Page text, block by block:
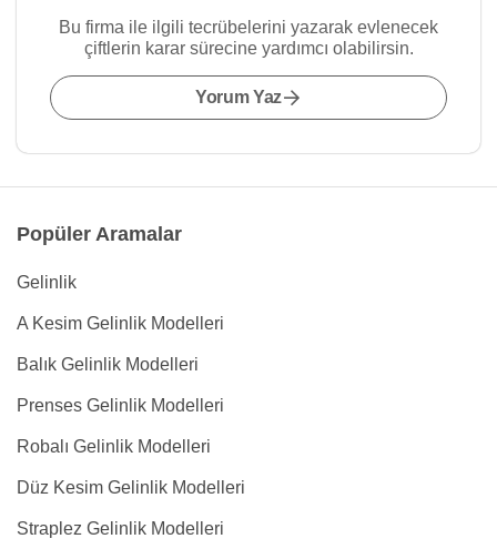
Bu firma ile ilgili tecrübelerini yazarak evlenecek
çiftlerin karar sürecine yardımcı olabilirsin.
Yorum Yaz
Popüler Aramalar
Gelinlik
A Kesim Gelinlik Modelleri
Balık Gelinlik Modelleri
Prenses Gelinlik Modelleri
Robalı Gelinlik Modelleri
Düz Kesim Gelinlik Modelleri
Straplez Gelinlik Modelleri